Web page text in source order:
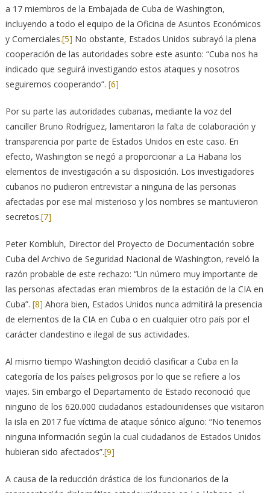
a 17 miembros de la Embajada de Cuba de Washington,
incluyendo a todo el equipo de la Oficina de Asuntos Económicos
y Comerciales.[5] No obstante, Estados Unidos subrayó la plena
cooperación de las autoridades sobre este asunto: “Cuba nos ha
indicado que seguirá investigando estos ataques y nosotros
seguiremos cooperando”. [6]
Por su parte las autoridades cubanas, mediante la voz del
canciller Bruno Rodríguez, lamentaron la falta de colaboración y
transparencia por parte de Estados Unidos en este caso. En
efecto, Washington se negó a proporcionar a La Habana los
elementos de investigación a su disposición. Los investigadores
cubanos no pudieron entrevistar a ninguna de las personas
afectadas por ese mal misterioso y los nombres se mantuvieron
secretos.[7]
Peter Kornbluh, Director del Proyecto de Documentación sobre
Cuba del Archivo de Seguridad Nacional de Washington, reveló la
razón probable de este rechazo: “Un número muy importante de
las personas afectadas eran miembros de la estación de la CIA en
Cuba”. [8] Ahora bien, Estados Unidos nunca admitirá la presencia
de elementos de la CIA en Cuba o en cualquier otro país por el
carácter clandestino e ilegal de sus actividades.
Al mismo tiempo Washington decidió clasificar a Cuba en la
categoría de los países peligrosos por lo que se refiere a los
viajes. Sin embargo el Departamento de Estado reconoció que
ninguno de los 620.000 ciudadanos estadounidenses que visitaron
la isla en 2017 fue víctima de ataque sónico alguno: “No tenemos
ninguna información según la cual ciudadanos de Estados Unidos
hubieran sido afectados”.[9]
A causa de la reducción drástica de los funcionarios de la